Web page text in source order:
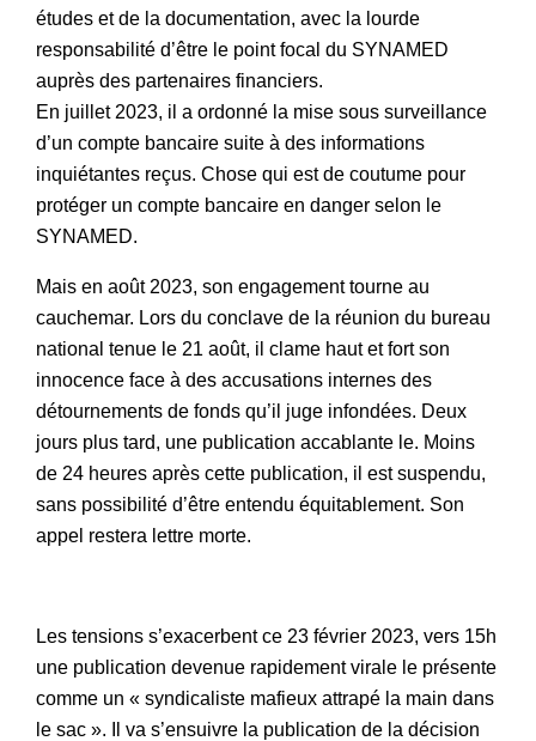
études et de la documentation, avec la lourde
responsabilité d’être le point focal du SYNAMED
auprès des partenaires financiers.
En juillet 2023, il a ordonné la mise sous surveillance
d’un compte bancaire suite à des informations
inquiétantes reçus. Chose qui est de coutume pour
protéger un compte bancaire en danger selon le
SYNAMED.
Mais en août 2023, son engagement tourne au
cauchemar. Lors du conclave de la réunion du bureau
national tenue le 21 août, il clame haut et fort son
innocence face à des accusations internes des
détournements de fonds qu’il juge infondées. Deux
jours plus tard, une publication accablante le. Moins
de 24 heures après cette publication, il est suspendu,
sans possibilité d’être entendu équitablement. Son
appel restera lettre morte.
Les tensions s’exacerbent ce 23 février 2023, vers 15h
une publication devenue rapidement virale le présente
comme un « syndicaliste mafieux attrapé la main dans
le sac ». Il va s’ensuivre la publication de la décision